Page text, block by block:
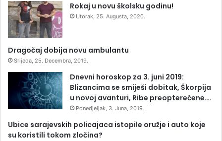
Rokaj u novu školsku godinu!
Utorak, 25. Augusta, 2020.
Dragočaj dobija novu ambulantu
Srijeda, 25. Decembra, 2019.
Dnevni horoskop za 3. juni 2019:
Blizancima se smiješi dobitak, Škorpija
u novoj avanturi, Ribe preopterećene….
Ponedjeljak, 3. Juna, 2019.
Ubice sarajevskih policajaca istopile oružje i auto koje
su koristili tokom zločina?